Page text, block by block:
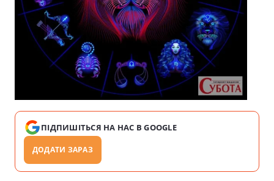
ПІДПИШІТЬСЯ НА НАС В GOOGLE
ДОДАТИ ЗАРАЗ